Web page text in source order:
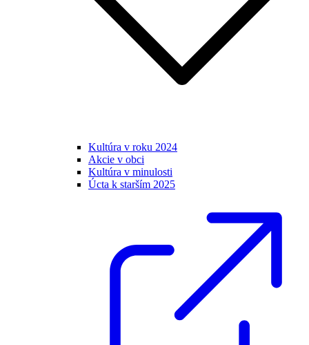
Kultúra v roku 2024
Akcie v obci
Kultúra v minulosti
Úcta k starším 2025